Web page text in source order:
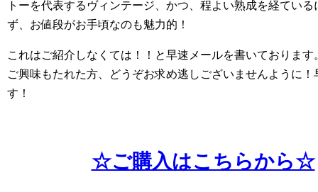
トーを代表するヴィンテージ、かつ、程よい熟成を経ている
ず、お値段がお手頃なのも魅力的！
これはご紹介しなくては！！と早速メールを書いております
ご興味もたれた方、どうぞお求め逃しございませんように！
す！
☆ご購入はこちらから☆